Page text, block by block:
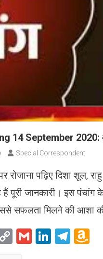
14 September 2020:
Special Correspondent
रोजाना पढ़िए दिशा शूल,
पूरी जानकारी। इस
सफलता मिलने की आशा की
CopyGmailLinkedIn